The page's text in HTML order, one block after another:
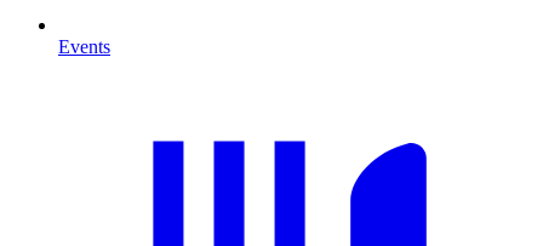
Events